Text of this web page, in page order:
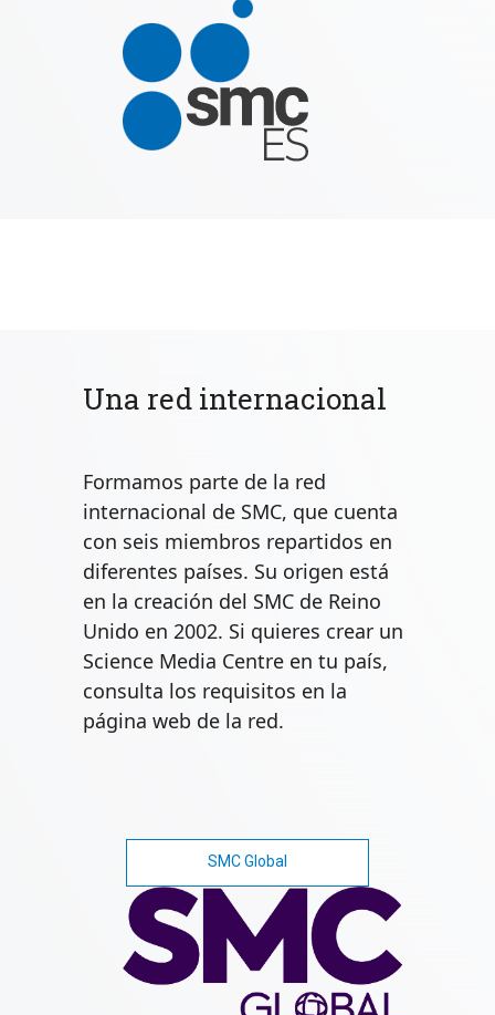
Una red internacional
Formamos parte de la red
internacional de SMC, que cuenta
con seis miembros repartidos en
diferentes países. Su origen está
en la creación del SMC de Reino
Unido en 2002. Si quieres crear un
Science Media Centre en tu país,
consulta los requisitos en la
página web de la red.
SMC Global